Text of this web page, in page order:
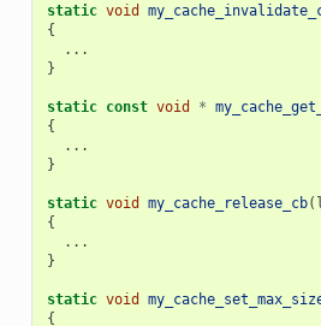
static void
{
...
}
static const void *
{
...
}
static void my_cache_release_cb(
{
...
}
static void
{